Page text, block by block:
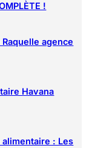
!
agence
Havana
: Les